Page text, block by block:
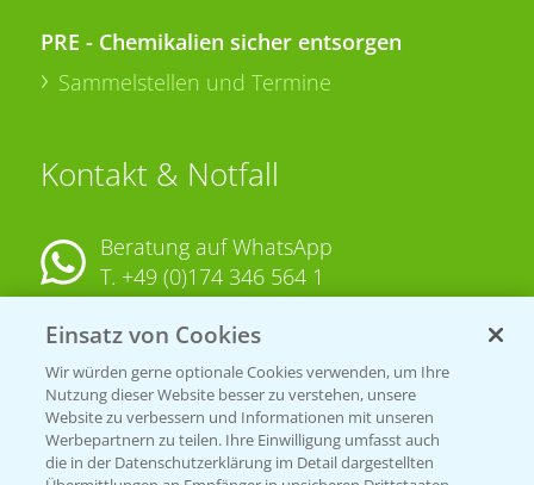
PRE - Chemikalien sicher entsorgen
Sammelstellen und Termine
Kontakt & Notfall
Beratung auf WhatsApp
T. +49 (0)174 346 564 1
KONTAKT
Hilfe in Notfällen
T.+49 (0)214/30-20220
Einsatz von Cookies
Wir würden gerne optionale Cookies verwenden, um Ihre
Nutzung dieser Website besser zu verstehen, unsere
Website zu verbessern und Informationen mit unseren
Werbepartnern zu teilen. Ihre Einwilligung umfasst auch
die in der Datenschutzerklärung im Detail dargestellten